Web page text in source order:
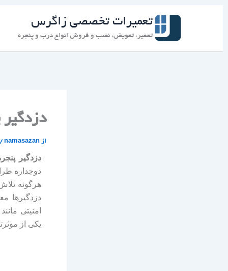
تعمیرات تخصصی زاگرس
تعمیر، تعویض، نصب و فروش انواع درب و پنجره
دزدگیر
از namasazan
دزدگیر
دوجداره
هرگونه
دزدگیرها
امنیتی
یکی از